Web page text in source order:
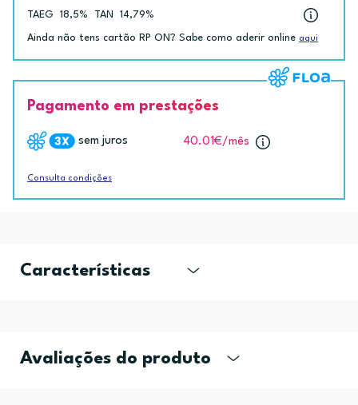
TAEG 18,5% TAN 14,79%
Ainda não tens cartão RP ON? Sabe como aderir online aqui
Pagamento em prestações
sem juros 40.01€/mês
Consulta condições
Características
Avaliações do produto